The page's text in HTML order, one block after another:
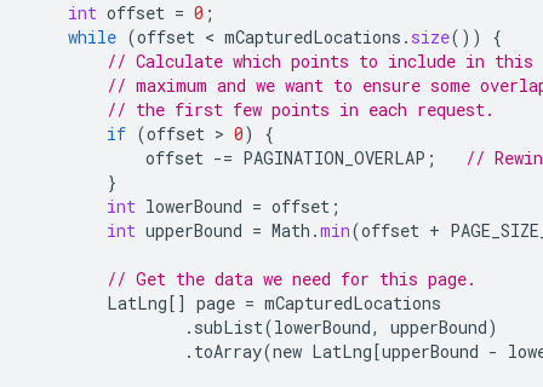
int offset = 0 ;
while (offset < mCapturedLocations . size())
{
// Calculate which points to include in this
// maximum and we want to ensure some
// the first few points in each request.
if (offset > 0)
{
offset -= PAGINATION_OVERLAP ;
//
}
int lowerBound = offset ;
int upperBound = Math .min(offset +
// Get the data we need for this page.
LatLng[] page = mCapturedLocations
. subList(lowerBound, upperBound)
. toArray(new LatLng[upperBound -